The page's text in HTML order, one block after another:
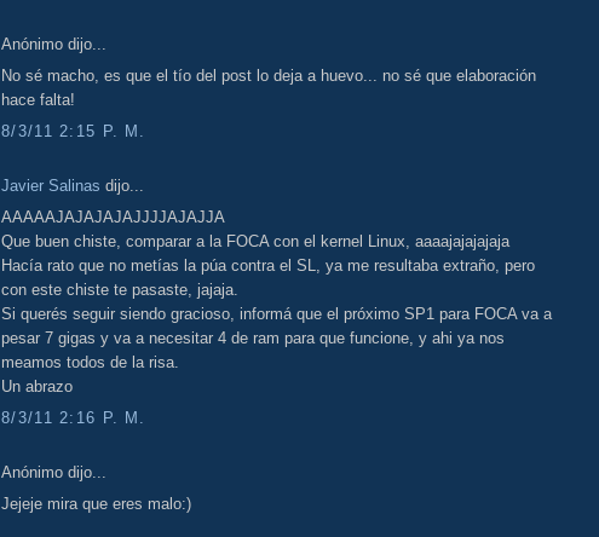
Anónimo dijo...
No sé macho, es que el tío del post lo deja a huevo... no sé que elaboración
hace falta!
8/3/11 2:15 P. M.
Javier Salinas dijo...
AAAAAJAJAJAJAJJJJAJAJJA
Que buen chiste, comparar a la FOCA con el kernel Linux, aaaajajajajaja
Hacía rato que no metías la púa contra el SL, ya me resultaba extraño, pero
con este chiste te pasaste, jajaja.
Si querés seguir siendo gracioso, informá que el próximo SP1 para FOCA va a
pesar 7 gigas y va a necesitar 4 de ram para que funcione, y ahi ya nos
meamos todos de la risa.
Un abrazo
8/3/11 2:16 P. M.
Anónimo dijo...
Jejeje mira que eres malo:)